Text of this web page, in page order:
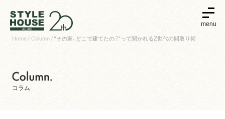
menu
Home Column “その家、どこで建てたの？”って聞かれるZ世代の間取り術
コラム